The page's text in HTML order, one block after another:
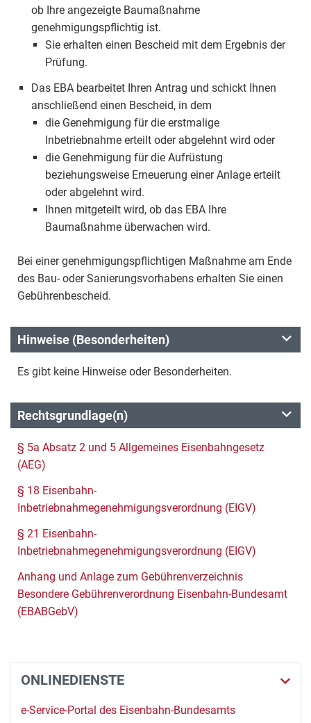
ob Ihre angezeigte Baumaßnahme
genehmigungspflichtig ist.
Sie erhalten einen Bescheid mit dem Ergebnis der
Prüfung.
Das EBA bearbeitet Ihren Antrag und schickt Ihnen
anschließend einen Bescheid, in dem
die Genehmigung für die erstmalige
Inbetriebnahme erteilt oder abgelehnt wird oder
die Genehmigung für die Aufrüstung
beziehungsweise Erneuerung einer Anlage erteilt
oder abgelehnt wird.
Ihnen mitgeteilt wird, ob das EBA Ihre
Baumaßnahme überwachen wird.
Bei einer genehmigungspflichtigen Maßnahme am Ende
des Bau- oder Sanierungsvorhabens erhalten Sie einen
Gebührenbescheid.
Hinweise (Besonderheiten)
Es gibt keine Hinweise oder Besonderheiten.
Rechtsgrundlage(n)
§ 5a Absatz 2 und 5 Allgemeines Eisenbahngesetz
(AEG)
§ 18 Eisenbahn-
Inbetriebnahmegenehmigungsverordnung (EIGV)
§ 21 Eisenbahn-
Inbetriebnahmegenehmigungsverordnung (EIGV)
Anhang und Anlage zum Gebührenverzeichnis
Besondere Gebührenverordnung Eisenbahn-Bundesamt
(EBABGebV)
ONLINEDIENSTE
e-Service-Portal des Eisenbahn-Bundesamts